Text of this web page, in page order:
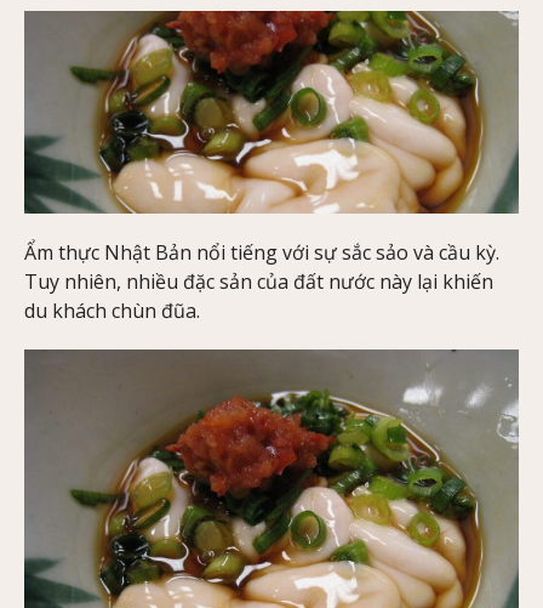
Ẩm thực Nhật Bản nổi tiếng với sự sắc sảo và cầu kỳ.
Tuy nhiên, nhiều đặc sản của đất nước này lại khiến
du khách chùn đũa.